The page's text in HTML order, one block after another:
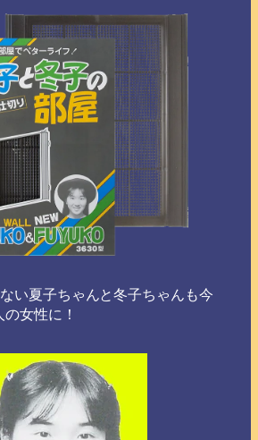
い夏子ちゃんと冬子ちゃんも今
女性に！